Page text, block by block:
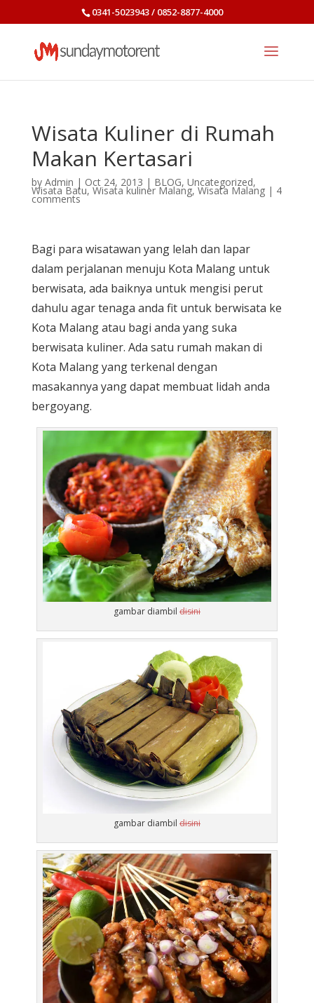
0341-5023943 / 0852-8877-4000
Wisata Kuliner di Rumah
Makan Kertasari
by Admin | Oct 24, 2013 | BLOG, Uncategorized,
Wisata Batu,Wisata kuliner Malang,Wisata Malang| 4
comments
Bagi para wisatawan yang lelah dan lapar
dalam perjalanan menuju Kota Malang untuk
berwisata, ada baiknya untuk mengisi perut
dahulu agar tenaga anda fit untuk berwisata ke
Kota Malang atau bagi anda yang suka
berwisata kuliner. Ada satu rumah makan di
Kota Malang yang terkenal dengan
masakannya yang dapat membuat lidah anda
bergoyang.
gambar diambil disini
gambar diambil disini